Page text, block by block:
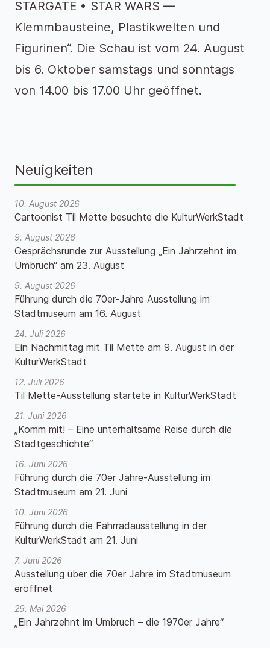
STARGATE • STAR WARS —
Klemmbausteine, Plastikwelten und
Figurinen“. Die Schau ist vom 24. August
bis 6. Oktober samstags und sonntags
von 14.00 bis 17.00 Uhr geöffnet.
Neuigkeiten
10. August 2026
Cartoonist Til Mette besuchte die KulturWerkStadt
9. August 2026
Gesprächsrunde zur Ausstellung „Ein Jahrzehnt im
Umbruch“ am 23. August
9. August 2026
Führung durch die 70er-Jahre Ausstellung im
Stadtmuseum am 16. August
24. Juli 2026
Ein Nachmittag mit Til Mette am 9. August in der
KulturWerkStadt
12. Juli 2026
Til Mette-Ausstellung startete in KulturWerkStadt
21. Juni 2026
„Komm mit! – Eine unterhaltsame Reise durch die
Stadtgeschichte“
16. Juni 2026
Führung durch die 70er Jahre-Ausstellung im
Stadtmuseum am 21. Juni
10. Juni 2026
Führung durch die Fahrradausstellung in der
KulturWerkStadt am 21. Juni
7. Juni 2026
Ausstellung über die 70er Jahre im Stadtmuseum
eröffnet
29. Mai 2026
„Ein Jahrzehnt im Umbruch – die 1970er Jahre“